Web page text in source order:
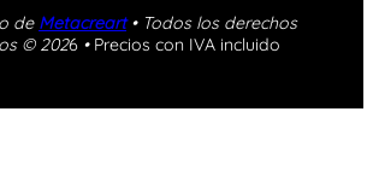
de Metacreart• Todos los derechos
© 2026 • Precios con IVA incluido